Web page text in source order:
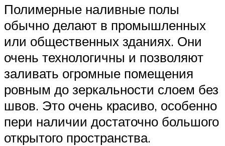
Полимерные наливные полы
обычно делают в промышленных
или общественных зданиях. Они
очень технологичны и позволяют
заливать огромные помещения
ровным до зеркальности слоем без
швов. Это очень красиво, особенно
пери наличии достаточно большого
открытого пространства.